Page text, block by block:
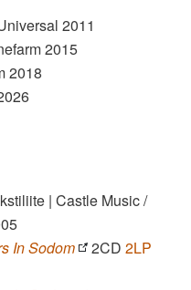
2011
2015
2018
| Castle Music /
In Sodom
2CD2LP